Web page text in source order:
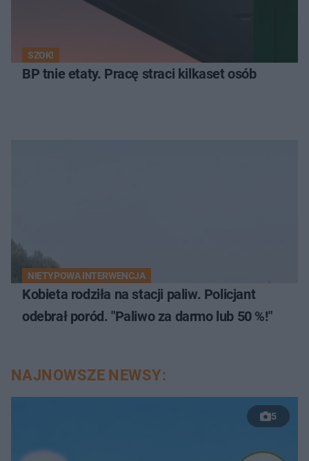
SZOK!
BP tnie etaty. Pracę straci kilkaset osób
NIETYPOWA INTERWENCJA
Kobieta rodziła na stacji paliw. Policjant
odebrał poród. "Paliwo za darmo lub 50 %!"
NAJNOWSZE NEWSY:
5